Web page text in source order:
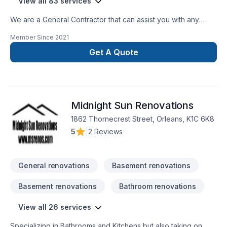
We are a General Contractor that can assist you with any
Member Since 2021
Get A Quote
Midnight Sun Renovations
1862 Thornecrest Street, Orleans, K1C 6K8
5
2 Reviews
General renovations Basement renovations
Basement renovations Bathroom renovations
View all 26 services